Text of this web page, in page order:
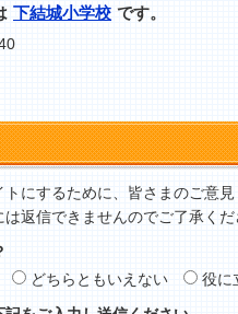
下結城小学校 です。
にするために、皆さまのご意見
返信できませんのでご了承くだ
どちらともいえない
役に